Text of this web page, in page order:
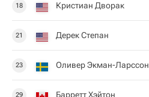
18 Кристиан Дворак
21 Дерек Степан
23 Оливер Экман-Ларссон
29 Барретт Хэйтон